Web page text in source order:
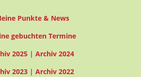
Punkte & News
gebuchten Termine
2025| Archiv 2024
2023| Archiv 2022